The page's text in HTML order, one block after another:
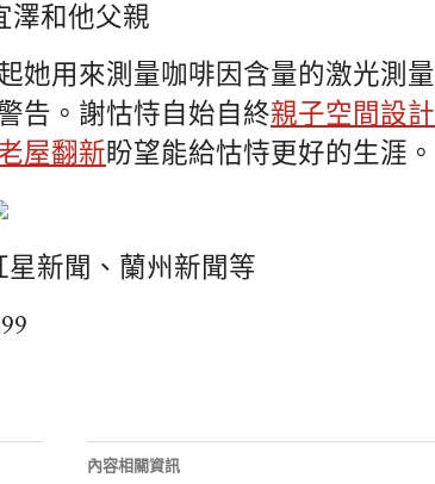
澤和他父親
她用來測量咖啡因含量的激光測量
告。謝怙恃自始自終親子空間設計
屋翻新盼望能給怙恃更好的生涯。
星新聞、蘭州新聞等
內容相關資訊